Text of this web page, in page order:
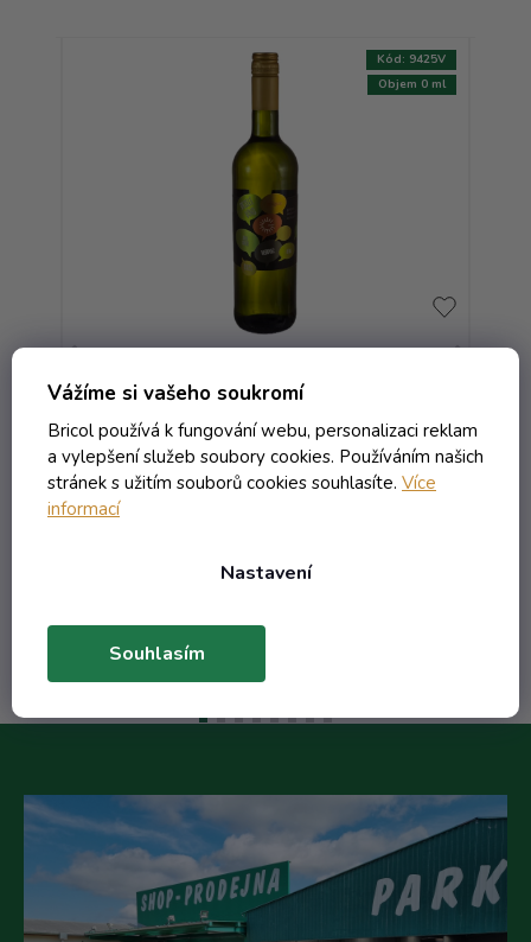
Vážíme si vašeho soukromí
Bricol používá k fungování webu, personalizaci reklam
a vylepšení služeb soubory cookies. Používáním našich
stránek s užitím souborů cookies souhlasíte. Více
informací
Nastavení
Souhlasím
jakostní - Golguz
Externí sklad - dodání do 10 dnů
Objem 0 ml
Kód: 9425V